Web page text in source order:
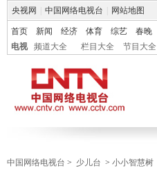
央视网 中国网络电视台 网站地图
首页 新闻 经济 体育 综艺 春晚
电视
频道大全 栏目大全 节目大全
中国网络电视台 > 少儿台 > 小小智慧树